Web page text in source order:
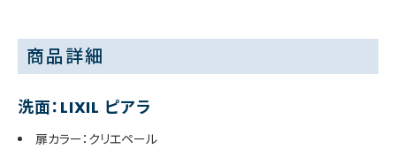
商品詳細
洗面：LIXIL ピアラ
扉カラー：クリエペール